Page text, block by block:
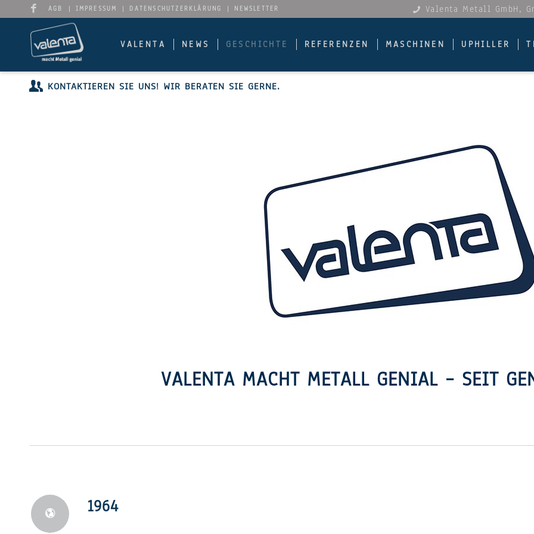
AGB IMPRESSUM DATENSCHUTZERKLÄRUNG NEWSLETTER Valenta Metall GmbH,
VALENTA NEWS GESCHICHTE REFERENZEN MASCHINEN UPHILLER
KONTAKTIEREN SIE UNS! WIR BERATEN SIE GERNE.
VALENTA MACHT METALL GENIAL – SEIT
1964